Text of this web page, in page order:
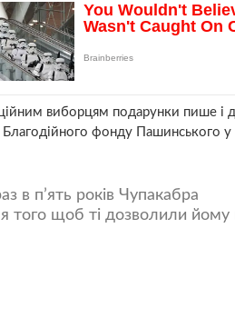
виборцям подарунки пише і
фонду Пашинського у
в п’ять років Чупакабра
того щоб ті дозволили